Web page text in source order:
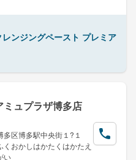
ンジングペースト プレミア
ュプラザ博多店
区博多駅中央街１?１
くおかしはかたくはかたえ
い